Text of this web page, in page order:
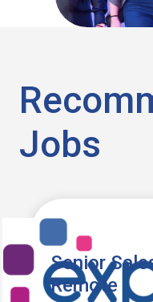
Jobs
Senior
Remote